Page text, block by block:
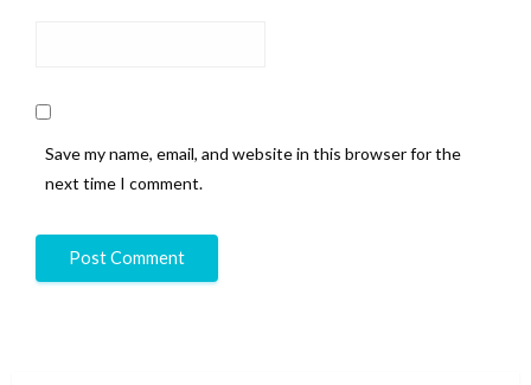
Save my name, email, and website in this browser for the
next time I comment.